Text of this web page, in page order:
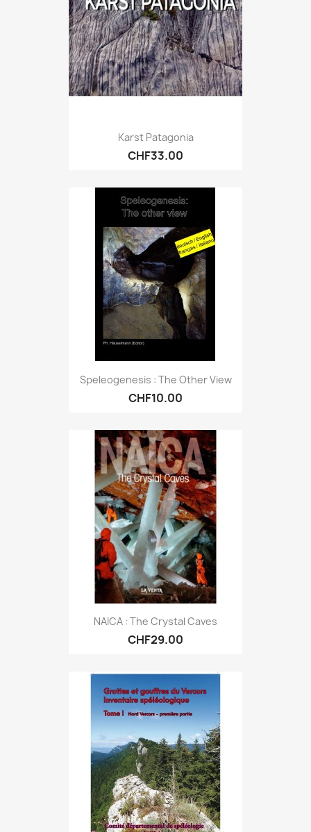
Karst Patagonia
CHF33.00
Speleogenesis : The Other View
CHF10.00
NAICA : The Crystal Caves
CHF29.00